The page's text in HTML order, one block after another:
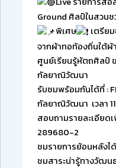
Ground ศิลป์ในสวน
พิเศษ
เตรีย
จากผ้าทอท้องถิ่นใต้ผ้
ศูนย์เรียนรู้หัตถศิลป์
กัลยาณิวัฒนา
รับชมพร้อมกันได้ที่ :
กัลยาณิวัฒนา เวลา
สอบถามรายละเอียด
289680-2
ชมรายการย้อนหลัง
ชมสาระน่ารู้ทางวัฒน